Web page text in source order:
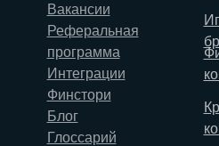
Вакансии
Реферальная
программа
Интеграции
Финстори
Блог
Глоссарий